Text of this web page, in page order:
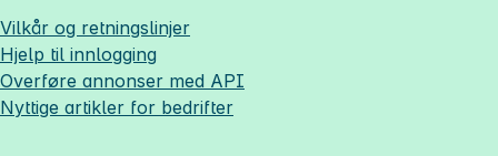
Vilkår og retningslinjer
Hjelp til innlogging
Overføre annonser med API
Nyttige artikler for bedrifter